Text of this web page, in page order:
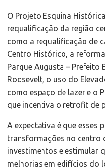
O Projeto Esquina
requalificação da região
como a requalificação de
Centro Histórico, a
Parque Augusta – Prefeito
Roosevelt, o uso do
como espaço de lazer e o
que incentiva o retrofit de
A expectativa é que esses
transformações no centro
investimentos e estimular
melhorias em edifícios do